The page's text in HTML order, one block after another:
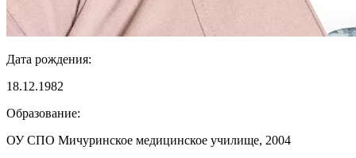
Дата рождения:
18.12.1982
Образование:
ОУ СПО Мичуринское медицинское училище, 2004